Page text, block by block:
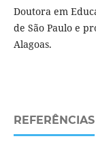
Doutora em
de São Paulo e
Alagoas.
REFERÊNCIAS